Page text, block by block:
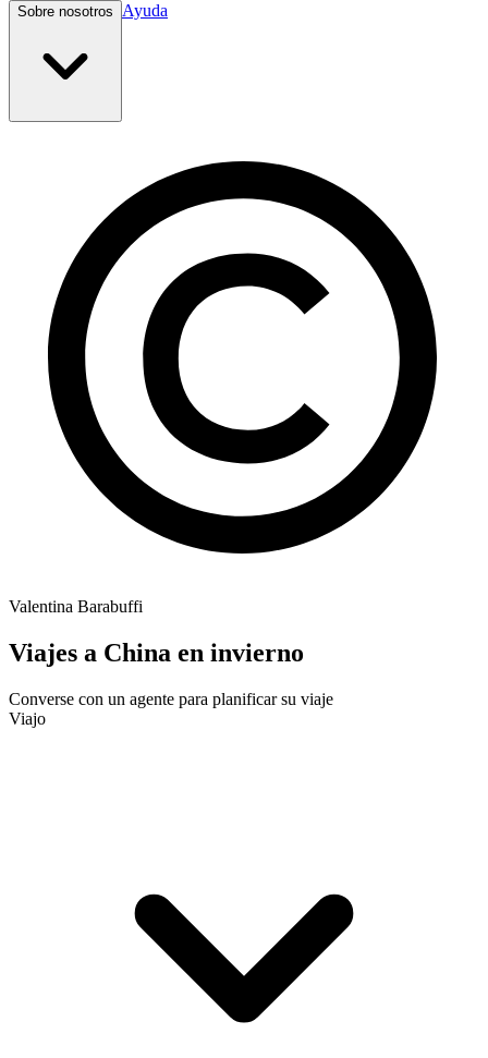
Sobre nosotros Ayuda
Valentina Barabuffi
Viajes a China en invierno
Converse con un agente para planificar su viaje
Viajo